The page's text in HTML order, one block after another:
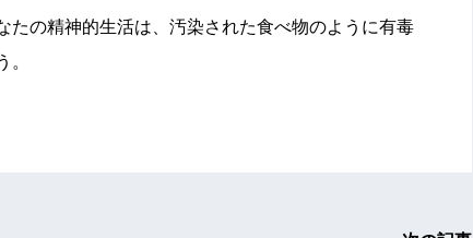
の精神的生活は、汚染された食べ物のように有毒
。